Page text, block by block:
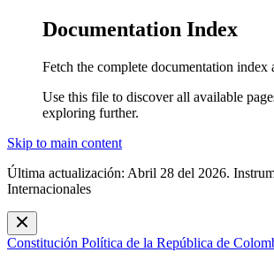
Documentation Index
Fetch the complete documentation index
Use this file to discover all available
exploring further.
Skip to main content
Última actualización: Abril 28 del 2026.
Internacionales
Constitución Política de la República de